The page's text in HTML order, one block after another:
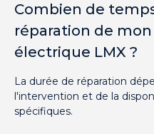
Combien de
réparation de mon
électrique LMX ?
La durée de réparation
l'intervention et de la
spécifiques.